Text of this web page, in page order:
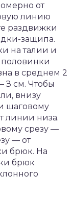
от
линию
раздвижки
защипа.
на талии и
в среднем 2
З см. Чтобы
внизу
шаговому
линии низа.
срезу —
— от
брюк. На
брюк